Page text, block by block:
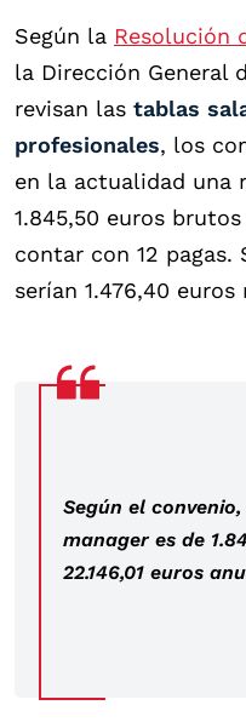
Según la Resolución
la Dirección General
revisan las tablas
profesionales, los
en la actualidad una
1.845,50 euros
contar con 12 pagas.
serían 1.476,40 euros
Según el
manager es de
22.146,01 euros